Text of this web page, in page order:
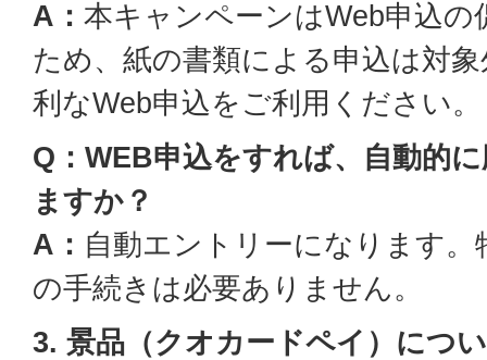
A： 本キャンペーンはWeb申込
ため、紙の書類による申込は対
利なWeb申込をご利用ください。
Q：WEB申込をすれば、自動的
ますか？
A： 自動エントリーになります
の手続きは必要ありません。
3. 景品（クオカードペイ）につ